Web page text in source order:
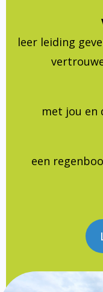
leer leiding
met jou en
een